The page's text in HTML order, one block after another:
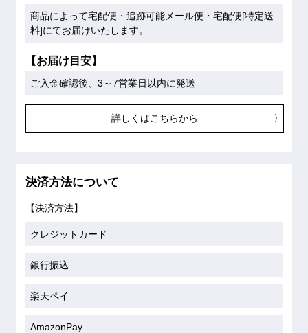
商品によって宅配便・追跡可能メール便・宅配便[特定送
料]にてお届けいたします。
【お届け目安】
ご入金確認後、3～7営業日以内に発送
詳しくはこちらから
決済方法について
【決済方法】
クレジットカード
銀行振込
楽天ペイ
AmazonPay